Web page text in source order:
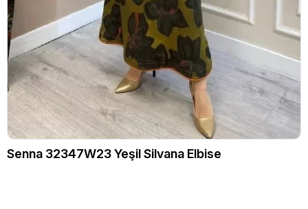
Senna 32347W23 Yeşil Silvana Elbise